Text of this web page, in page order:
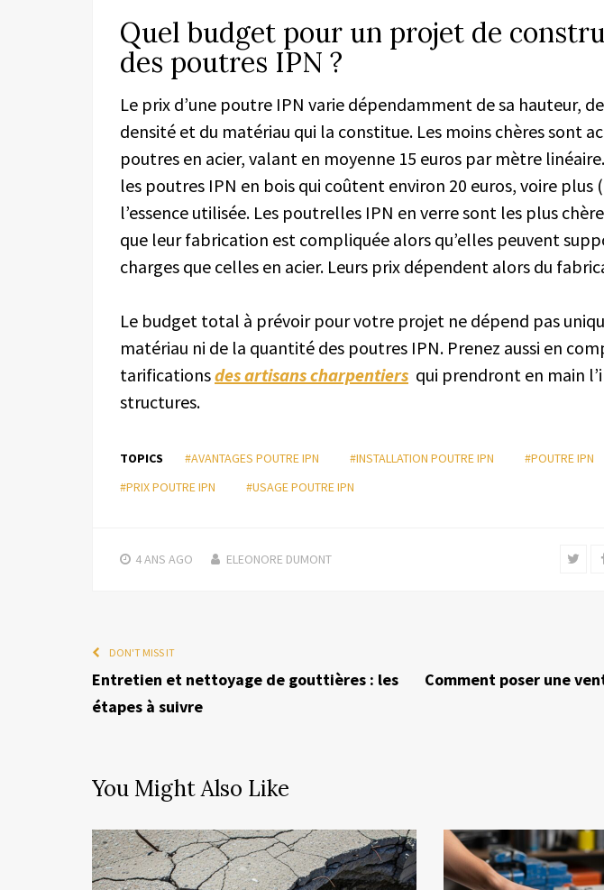
Quel budget pour un projet de
des poutres IPN ?
Le prix d’une poutre IPN varie dépendamment de sa hauteur,
densité et du matériau qui la constitue. Les moins chères sont
poutres en acier, valant en moyenne 15 euros par mètre
les poutres IPN en bois qui coûtent environ 20 euros, voire plus
l’essence utilisée. Les poutrelles IPN en verre sont les plus
que leur fabrication est compliquée alors qu’elles peuvent
charges que celles en acier. Leurs prix dépendent alors du
Le budget total à prévoir pour votre projet ne dépend pas
matériau ni de la quantité des poutres IPN. Prenez aussi en
tarificationsdes artisans charpentiers qui prendront en main
structures.
TOPICS #AVANTAGES POUTRE IPN #INSTALLATION POUTRE IPN #POUTRE IPN
#PRIX POUTRE IPN
#USAGE POUTRE IPN
4 ANS AGO ELEONORE DUMONT
DON'T MISS IT
Entretien et nettoyage de gouttières : les
étapes à suivre
Comment poser une
You Might Also Like